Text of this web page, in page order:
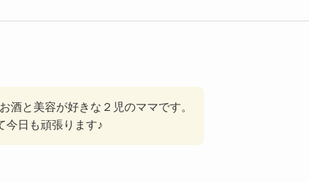
酒と美容が好きな２児のママです。
今日も頑張ります♪